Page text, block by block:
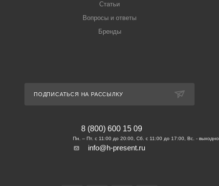
Статьи
Вопросы и ответы
Бренды
ПОДПИСАТЬСЯ НА РАССЫЛКУ
8 (800) 600 15 09
info@h-present.ru